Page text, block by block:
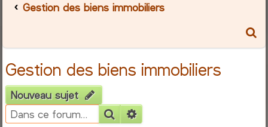
Gestion des biens immobiliers
Gestion des biens immobiliers
Nouveau sujet
Rechercher